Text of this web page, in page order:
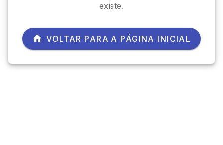
existe.
VOLTAR PARA A PÁGINA INICIAL